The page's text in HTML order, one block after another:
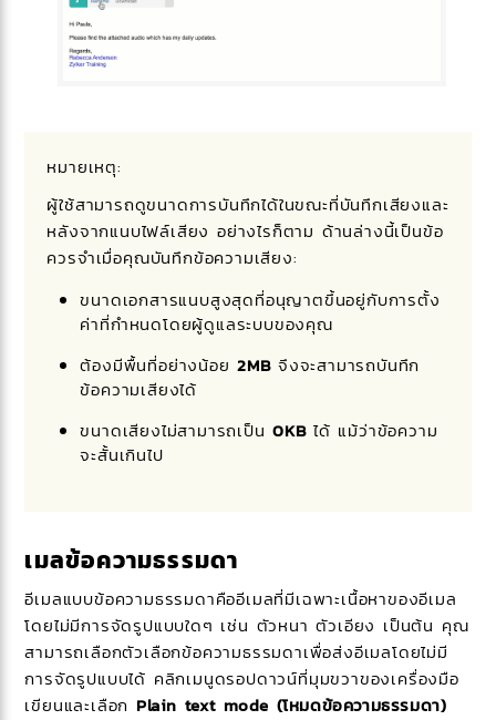
หมายเหตุ:
ผู้ใช้สามารถดูขนาดการบันทึกได้ในขณะที่บันทึกเสียงและ
หลังจากแนบไฟล์เสียง อย่างไรก็ตาม ด้านล่างนี้เป็นข้อ
ควรจำเมื่อคุณบันทึกข้อความเสียง:
ขนาดเอกสารแนบสูงสุดที่อนุญาตขึ้นอยู่กับการตั้ง
ค่าที่กำหนดโดยผู้ดูแลระบบของคุณ
ต้องมีพื้นที่อย่างน้อย2MBจึงจะสามารถบันทึก
ข้อความเสียงได้
ขนาดเสียงไม่สามารถเป็น0KBได้ แม้ว่าข้อความ
จะสั้นเกินไป
เมลข้อความธรรมดา
อีเมลแบบข้อความธรรมดาคืออีเมลที่มีเฉพาะเนื้อหาของอีเมล
โดยไม่มีการจัดรูปแบบใดๆ เช่น ตัวหนา ตัวเอียง เป็นต้น คุณ
สามารถเลือกตัวเลือกข้อความธรรมดาเพื่อส่งอีเมลโดยไม่มี
การจัดรูปแบบได้ คลิกเมนูดรอปดาวน์ที่มุมขวาของเครื่องมือ
เขียนและเลือก Plain text mode (โหมดข้อความธรรมดา)